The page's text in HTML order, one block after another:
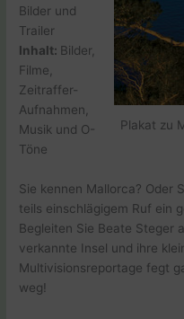
Plakat zu
Bilder und
Trailer
Inhalt: Bilder,
Filme,
Zeitraffer-
Aufnahmen,
Musik und O-
Töne
Sie kennen Mallorca? Oder
teils einschlägigem Ruf ein
Begleiten Sie Beate Steger
verkannte Insel und ihre
Multivisionsreportage fegt
weg!